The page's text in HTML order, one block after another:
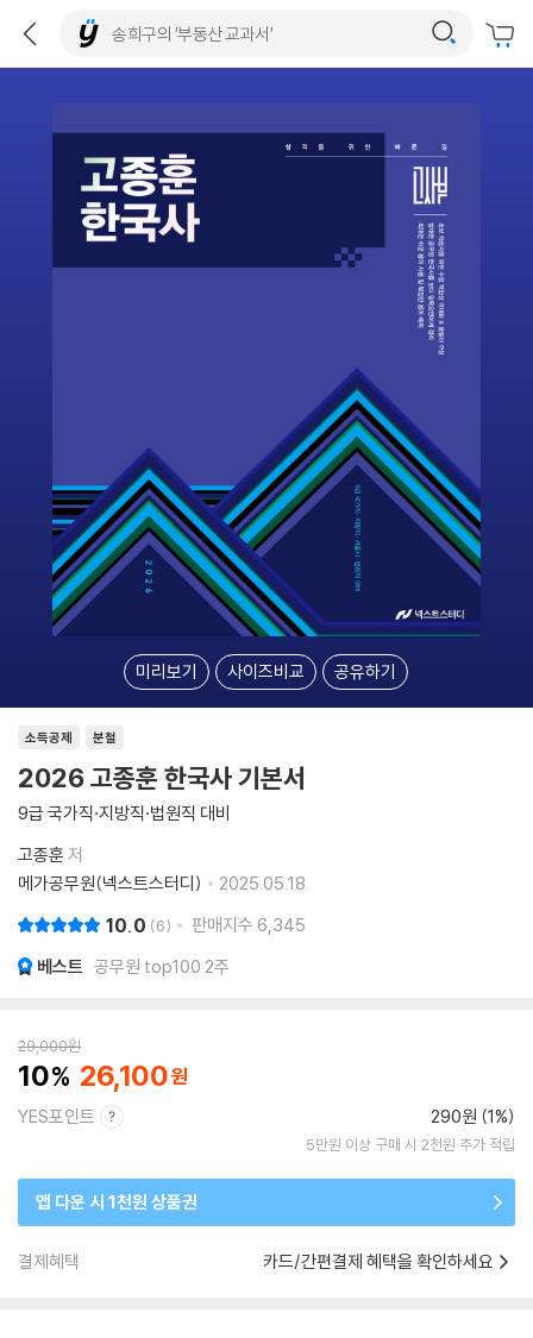
미리보기 사이즈비교 공유하기
소득공제 분철
2026 고종훈 한국사 기본서
9급 국가직·지방직·법원직 대비
고종훈 저
메가공무원(넥스트스터디)
2025.05.18.
10.0 6 판매지수 6,345
베스트 공무원 top100 2주
29,000원
10 26,100
YES포인트 290원 (1%)
5만원 이상 구매 시 2천원 추가 적립
앱 다운 시 1천원 상품권
결제혜택 카드/간편결제 혜택을 확인하세요